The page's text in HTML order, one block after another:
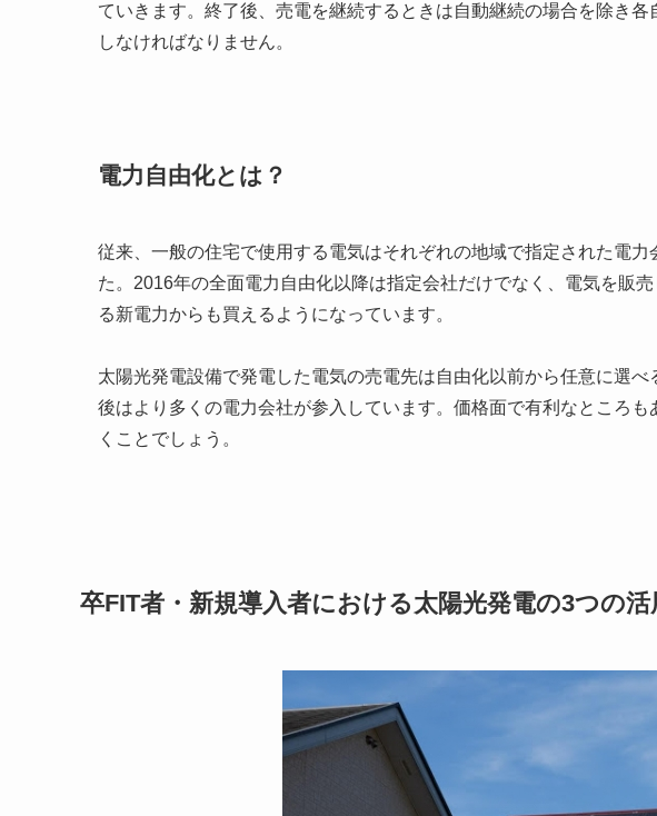
ていきます。終了後、売電を継続するときは自動継続の場合を除き
しなければなりません。
電力自由化とは？
従来、一般の住宅で使用する電気はそれぞれの地域で指定された電
た。2016年の全面電力自由化以降は指定会社だけでなく、電気を販
る新電力からも買えるようになっています。
太陽光発電設備で発電した電気の売電先は自由化以前から任意に選
後はより多くの電力会社が参入しています。価格面で有利なところ
くことでしょう。
卒FIT者・新規導入者における太陽光発電の3つの活